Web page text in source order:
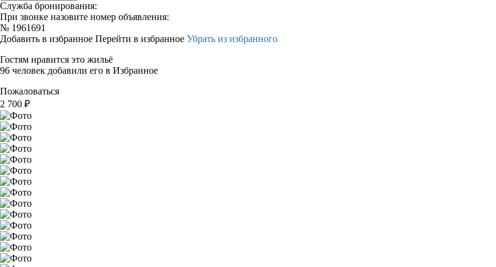
Служба бронирования:
При звонке назовите номер объявления:
№ 1961691
Добавить в избранное Перейти в избранное Убрать из избранного
Гостям нравится это жильё
96 человек добавили его в Избранное
Пожаловаться
2 700 ₽